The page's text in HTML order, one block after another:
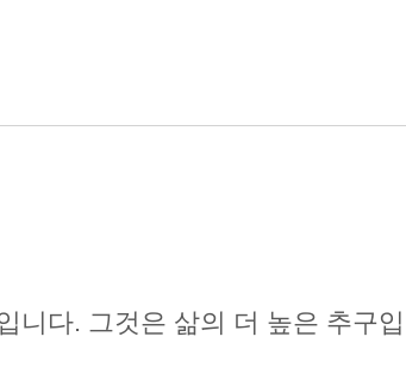
니다. 그것은 삶의 더 높은 추구